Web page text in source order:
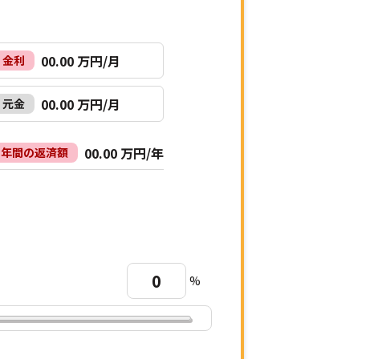
金利 00.00 万円/月
元金 00.00 万円/月
年間の返済額 00.00 万円/年
%